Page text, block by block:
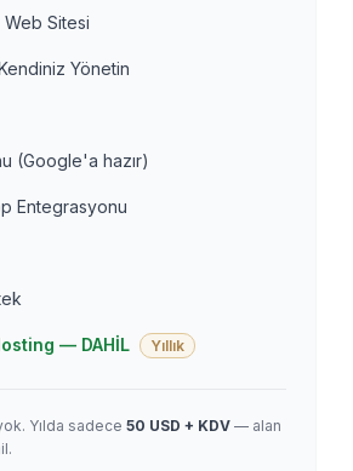
Web Sitesi
Yönetin
(Google'a hazır)
Entegrasyonu
— DAHİL Yıllık
Yılda sadece 50 USD + KDV — alan